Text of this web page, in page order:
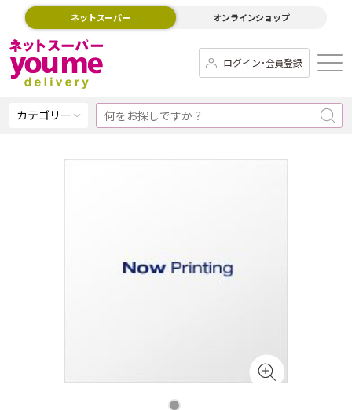
ネットスーパー オンラインショップ
ログイン･会員登録
カテゴリー